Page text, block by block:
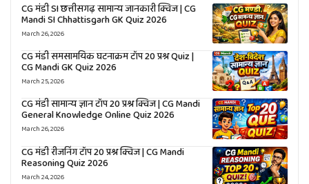
CG मंडी SI छत्तीसगढ़ सामान्य जानकारी क्विज | CG
Mandi SI Chhattisgarh GK Quiz 2026
March 26, 2026
CG मंडी समसामयिक घटनाक्रम टॉप 20 प्रश्न Quiz |
CG Mandi GK Quiz 2026
March 25, 2026
CG मंडी सामान्य ज्ञान टॉप 20 प्रश्न क्विज | CG Mandi
General Knowledge Online Quiz 2026
March 26, 2026
CG मंडी रीजनिंग टॉप 20 प्रश्न क्विज | CG Mandi
Reasoning Quiz 2026
March 24, 2026